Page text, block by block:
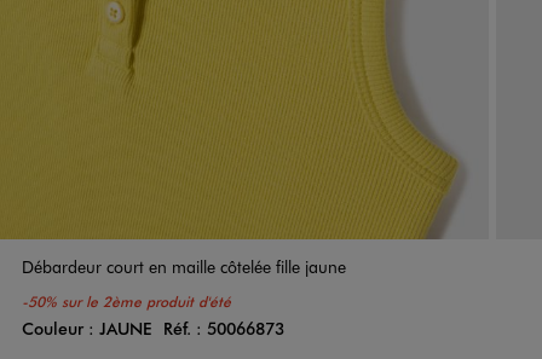
Débardeur court en maille côtelée fille jaune
-50% sur le 2ème produit d'été
Couleur
Couleur : JAUNE Réf. : 50066873